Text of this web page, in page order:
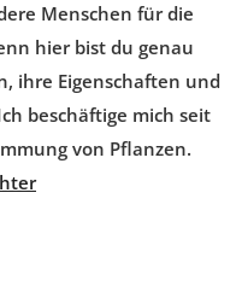
Menschen für die
hier bist du genau
ihre Eigenschaften und
beschäftige mich seit
von Pflanzen.